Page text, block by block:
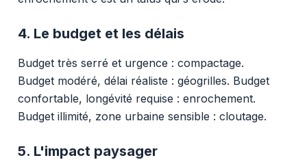
4. Le budget et les délais
Budget très serré et urgence : compactage.
Budget modéré, délai réaliste : géogrilles. Budget
confortable, longévité requise : enrochement.
Budget illimité, zone urbaine sensible : cloutage.
5. L'impact paysager